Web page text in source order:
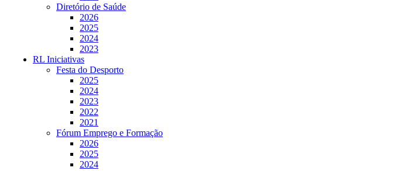
Diretório de Saúde
2026
2025
2024
2023
RL Iniciativas
Festa do Desporto
2025
2024
2023
2022
2021
Fórum Emprego e Formação
2026
2025
2024